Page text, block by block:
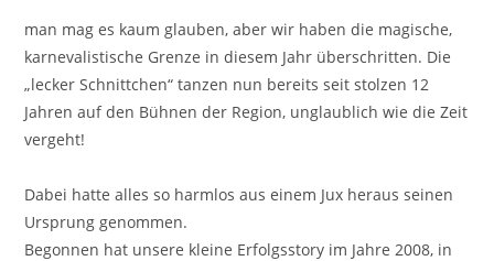
man mag es kaum glauben, aber wir haben die magische,
karnevalistische Grenze in diesem Jahr überschritten. Die
„lecker Schnittchen“ tanzen nun bereits seit stolzen 12
Jahren auf den Bühnen der Region, unglaublich wie die Zeit
vergeht!
Dabei hatte alles so harmlos aus einem Jux heraus seinen
Ursprung genommen.
Begonnen hat unsere kleine Erfolgsstory im Jahre 2008, in